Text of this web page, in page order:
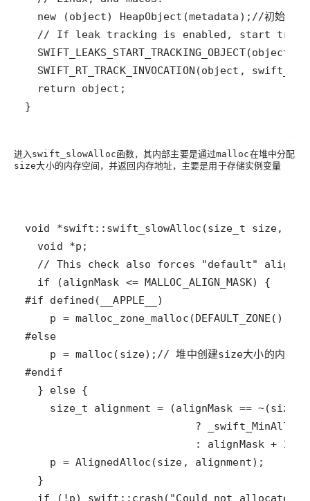
}
进入swift_slowAlloc函数，其内部主要是通过malloc在堆中分配
size大小的内存空间 ，并返回内存地址，主要是用于存储实例变量